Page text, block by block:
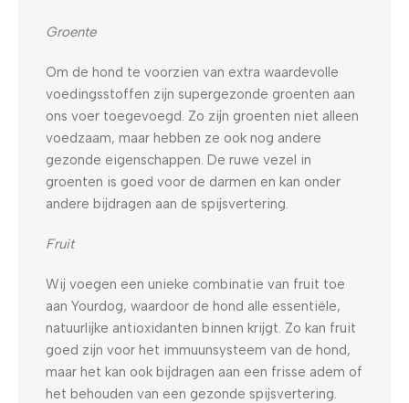
Groente
Om de hond te voorzien van extra waardevolle
voedingsstoffen zijn supergezonde groenten aan
ons voer toegevoegd. Zo zijn groenten niet alleen
voedzaam, maar hebben ze ook nog andere
gezonde eigenschappen. De ruwe vezel in
groenten is goed voor de darmen en kan onder
andere bijdragen aan de spijsvertering.
Fruit
Wij voegen een unieke combinatie van fruit toe
aan Yourdog, waardoor de hond alle essentiële,
natuurlijke antioxidanten binnen krijgt. Zo kan fruit
goed zijn voor het immuunsysteem van de hond,
maar het kan ook bijdragen aan een frisse adem of
het behouden van een gezonde spijsvertering.